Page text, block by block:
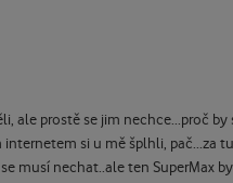
ale prostě se jim nechce...proč
si u mě šplhli, pač...za
musí nechat..ale ten SuperMax